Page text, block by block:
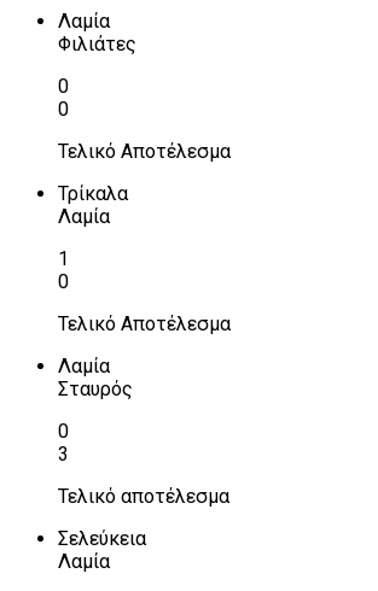
Λαμία
Φιλιάτες
0
0
Τελικό Αποτέλεσμα
Τρίκαλα
Λαμία
1
0
Τελικό Αποτέλεσμα
Λαμία
Σταυρός
0
3
Τελικό αποτέλεσμα
Σελεύκεια
Λαμία